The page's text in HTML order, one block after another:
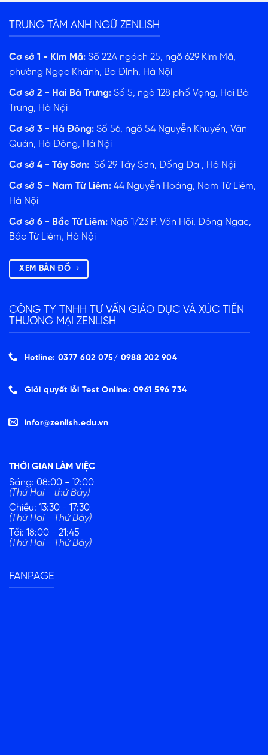
TRUNG TÂM ANH NGỮ ZENLISH
Cơ sở 1 - Kim Mã: Số 22A ngách 25, ngõ 629 Kim Mã,
phường Ngọc Khánh, Ba Đình, Hà Nội
Cơ sở 2 - Hai Bà Trưng: Số 5, ngõ 128 phố Vọng, Hai Bà
Trưng, Hà Nội
Cơ sở 3 - Hà Đông: Số 56, ngõ 54 Nguyễn Khuyến, Văn
Quán, Hà Đông, Hà Nội
Cơ sở 4 - Tây Sơn: Số 29 Tây Sơn, Đống Đa , Hà Nội
Cơ sở 5 - Nam Từ Liêm: 44 Nguyễn Hoàng, Nam Từ Liêm,
Hà Nội
Cơ sở 6 - Bắc Từ Liêm: Ngõ 1/23 P. Văn Hội, Đông Ngạc,
Bắc Từ Liêm, Hà Nội
XEM BẢN ĐỒ
CÔNG TY TNHH TƯ VẤN GIÁO DỤC VÀ XÚC TIẾN
THƯƠNG MẠI ZENLISH
Hotline: 0377 602 075/ ‭0988 202 904‬
Giải quyết lỗi Test Online: 0961 596 734
infor@zenlish.edu.vn
THỜI GIAN LÀM VIỆC
Sáng: 08:00 - 12:00
(Thứ Hai - thứ Bảy)
Chiều: 13:30 - 17:30
(Thứ Hai - Thứ Bảy)
Tối: 18:00 - 21:45
(Thứ Hai - Thứ Bảy)
FANPAGE